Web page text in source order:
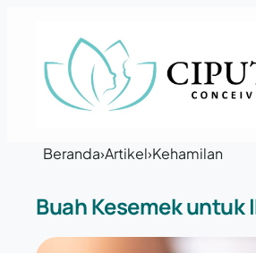
Beranda›Artikel›Kehamilan
Buah Kesemek